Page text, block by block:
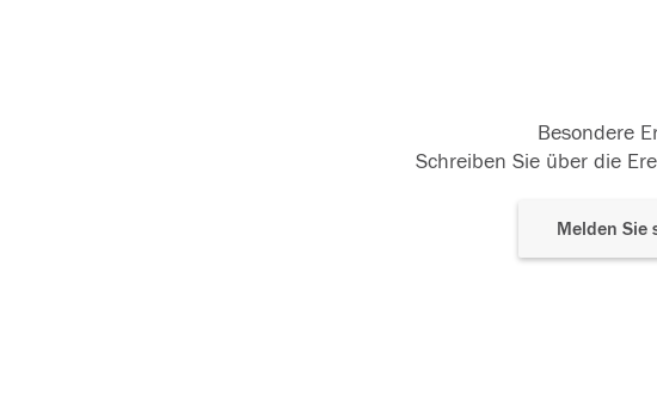
Besondere
Schreiben Sie über die
Melden Sie